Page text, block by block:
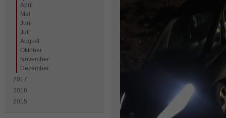
April
Mai
Juni
Juli
August
Oktober
November
Dezember
2017
2016
2015